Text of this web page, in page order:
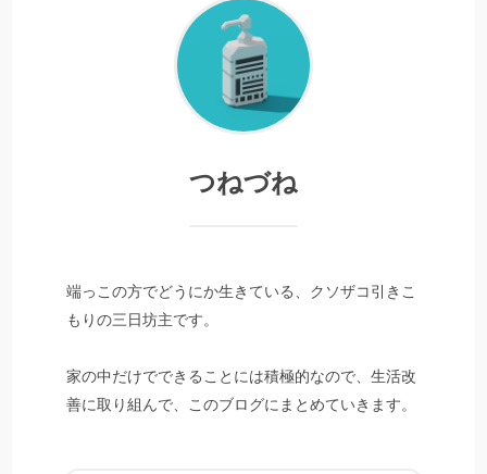
つねづね
端っこの方でどうにか生きている、クソザコ引きこ
もりの三日坊主です。
家の中だけでできることには積極的なので、生活改
善に取り組んで、このブログにまとめていきます。